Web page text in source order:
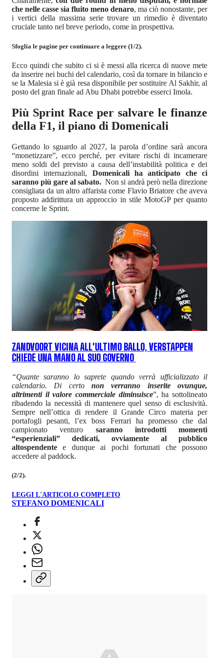
che nelle casse sia fluito meno denaro, ma ciò nonostante, per
i vertici della massima serie trovare un rimedio è diventato
cruciale tanto nel breve periodo, come in prospettiva.
Sfoglia le pagine per continuare a leggere (1/2).
Ecco quindi che subito ci si è messi alla ricerca di nuove mete
da inserire nei buchi del calendario, così da tornare in bilancio e
se la Malesia si è già resa disponibile per sostituire Al Sakhir, al
posto del gran finale ad Abu Dhabi potrebbe esserci Imola.
Più Sprint Race per salvare le finanze
della F1, il piano di Domenicali
Gettando lo sguardo al 2027, la parola d’ordine sarà ancora
“monetizzare”, ecco perché, per evitare rischi di incamerare
meno soldi del previsto a causa dell’instabilità politica e dei
disordini internazionali, Domenicali ha anticipato che ci
saranno più gare al sabato. Non si andrà però nella direzione
consigliata da un altro affarista come Flavio Briatore che aveva
proposto addirittura un approccio in stile MotoGP per quanto
concerne le Sprint.
ZANDVOORT VICINA ALL'ULTIMO BALLO, VERSTAPPEN
CHIEDE UNA MANO AL SUO GOVERNO
“Quante saranno lo saprete quando verrà ufficializzato il
calendario. Di certo non verranno inserite ovunque,
altrimenti il valore commerciale diminuisce”, ha sottolineato
ribadendo la necessità di mantenere quel senso di esclusività.
Sempre nell’ottica di rendere il Grande Circo materia per
portafogli pesanti, l’ex boss Ferrari ha promesso che dal
campionato venturo saranno introdotti momenti
“esperienziali” dedicati, ovviamente al pubblico
altospendentee dunque ai pochi fortunati che possono
accedere al paddock.
(2/2).
LEGGI L'ARTICOLO COMPLETO
STEFANO DOMENICALI